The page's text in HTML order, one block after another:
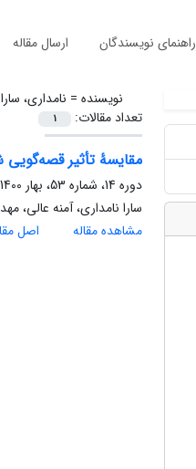
راهنمای نویسندگان ارسال مقاله
نویسنده = نامداری، سارا
تعداد مقالات:
1
مقایسۀ تأثیر
دوره 14، شماره 53، بهار 1400، صفحه
سارا نامداری، آمنه عالی،
مشاهده مقاله
اصل